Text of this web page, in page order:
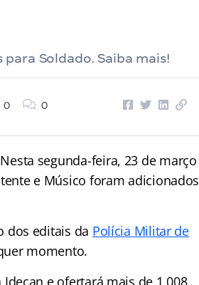
Soldado. Saiba mais!
0 0
segunda-feira, 23 de março
e Músico foram adicionados
dos editais da Polícia Militar de
momento.
e ofertará mais de 1.008